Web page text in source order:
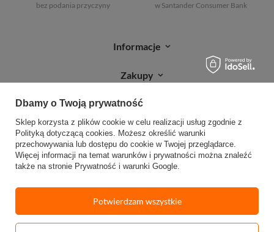
bez podania przyczyny
w Santander Consumer Bank
Informacje
Zakupy
Moje zamówienia
Sprawdź status zamówienia
Śledź przesyłkę
Reklamacje
Zwroty
Dbamy o Twoją prywatność
Sklep korzysta z plików cookie w celu realizacji usług zgodnie z
Polityką dotyczącą cookies. Możesz określić warunki
przechowywania lub dostępu do cookie w Twojej przeglądarce.
Więcej informacji na temat warunków i prywatności można znaleźć
także na stronie Prywatność i warunki Google.
Potwierdzam wszystkie